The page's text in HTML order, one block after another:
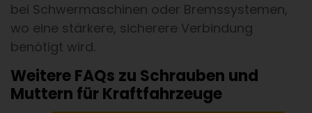
bei Schwermaschinen oder Bremssystemen,
wo eine stärkere, sicherere Verbindung
benötigt wird.
Weitere FAQs zu Schrauben und
Muttern für Kraftfahrzeuge